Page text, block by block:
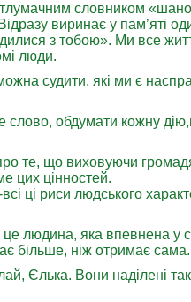
тлумачним словником
виринає у пам’яті
з тобою». Ми все
люди.
судити, які ми є
слово, обдумати кожну
те, що виховуючи
цих цінностей.
ці риси людського
людина, яка впевнена у
більше, ніж отримає сама.
Єлька. Вони наділені